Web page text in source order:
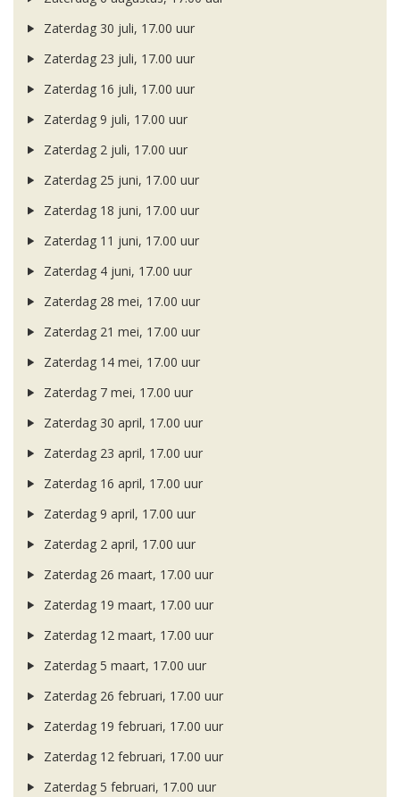
Zaterdag 30 juli, 17.00 uur
Zaterdag 23 juli, 17.00 uur
Zaterdag 16 juli, 17.00 uur
Zaterdag 9 juli, 17.00 uur
Zaterdag 2 juli, 17.00 uur
Zaterdag 25 juni, 17.00 uur
Zaterdag 18 juni, 17.00 uur
Zaterdag 11 juni, 17.00 uur
Zaterdag 4 juni, 17.00 uur
Zaterdag 28 mei, 17.00 uur
Zaterdag 21 mei, 17.00 uur
Zaterdag 14 mei, 17.00 uur
Zaterdag 7 mei, 17.00 uur
Zaterdag 30 april, 17.00 uur
Zaterdag 23 april, 17.00 uur
Zaterdag 16 april, 17.00 uur
Zaterdag 9 april, 17.00 uur
Zaterdag 2 april, 17.00 uur
Zaterdag 26 maart, 17.00 uur
Zaterdag 19 maart, 17.00 uur
Zaterdag 12 maart, 17.00 uur
Zaterdag 5 maart, 17.00 uur
Zaterdag 26 februari, 17.00 uur
Zaterdag 19 februari, 17.00 uur
Zaterdag 12 februari, 17.00 uur
Zaterdag 5 februari, 17.00 uur